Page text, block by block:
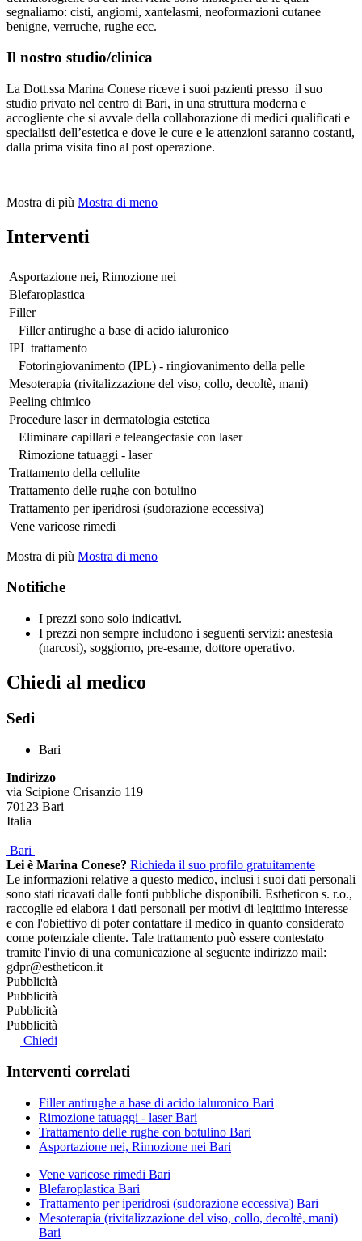
segnaliamo: cisti, angiomi, xantelasmi, neoformazioni cutanee
benigne, verruche, rughe ecc.
Il nostro studio/clinica
La Dott.ssa Marina Conese riceve i suoi pazienti presso il suo
studio privato nel centro di Bari, in una struttura moderna e
accogliente che si avvale della collaborazione di medici qualificati e
specialisti dell’estetica e dove le cure e le attenzioni saranno costanti,
dalla prima visita fino al post operazione.
Mostra di più Mostra di meno
Interventi
Asportazione nei, Rimozione nei
Blefaroplastica
Filler
Filler antirughe a base di acido ialuronico
IPL trattamento
Fotoringiovanimento (IPL) - ringiovanimento della pelle
Mesoterapia (rivitalizzazione del viso, collo, decoltè, mani)
Peeling chimico
Procedure laser in dermatologia estetica
Eliminare capillari e teleangectasie con laser
Rimozione tatuaggi - laser
Trattamento della cellulite
Trattamento delle rughe con botulino
Trattamento per iperidrosi (sudorazione eccessiva)
Vene varicose rimedi
Mostra di più Mostra di meno
Notifiche
I prezzi sono solo indicativi.
I prezzi non sempre includono i seguenti servizi: anestesia
(narcosi), soggiorno, pre-esame, dottore operativo.
Chiedi al medico
Sedi
Bari
Indirizzo
via Scipione Crisanzio 119
70123 Bari
Italia
Bari
Lei è Marina Conese? Richieda il suo profilo gratuitamente
Le informazioni relative a questo medico, inclusi i suoi dati personali
sono stati ricavati dalle fonti pubbliche disponibili. Estheticon s. r.o.,
raccoglie ed elabora i dati personail per motivi di legittimo interesse
e con l'obiettivo di poter contattare il medico in quanto considerato
come potenziale cliente. Tale trattamento può essere contestato
tramite l'invio di una comunicazione al seguente indirizzo mail:
gdpr@estheticon.it
Pubblicità
Pubblicità
Pubblicità
Pubblicità
Chiedi
Interventi correlati
Filler antirughe a base di acido ialuronico Bari
Rimozione tatuaggi - laser Bari
Trattamento delle rughe con botulino Bari
Asportazione nei, Rimozione nei Bari
Vene varicose rimedi Bari
Blefaroplastica Bari
Trattamento per iperidrosi (sudorazione eccessiva) Bari
Mesoterapia (rivitalizzazione del viso, collo, decoltè, mani)
Bari